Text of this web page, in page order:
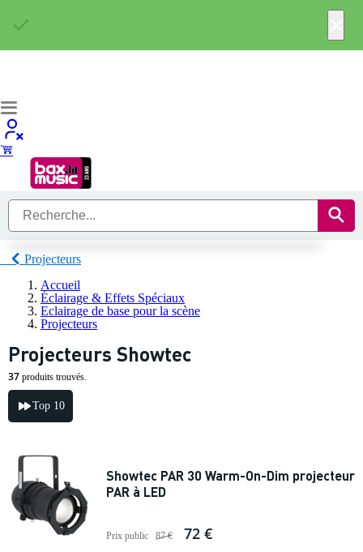
Projecteurs
Accueil
Éclairage & Effets Spéciaux
Eclairage de base pour la scène
Projecteurs
Projecteurs Showtec
37 produits trouvés.
Top 10
Showtec PAR 30 Warm-On-Dim projecteur
PAR à LED
Prix public 87 € 72 €